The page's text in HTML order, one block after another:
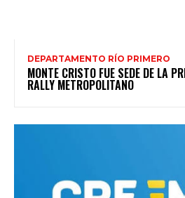
DEPARTAMENTO RÍO PRIMERO
MONTE CRISTO FUE SEDE DE LA
RALLY METROPOLITANO